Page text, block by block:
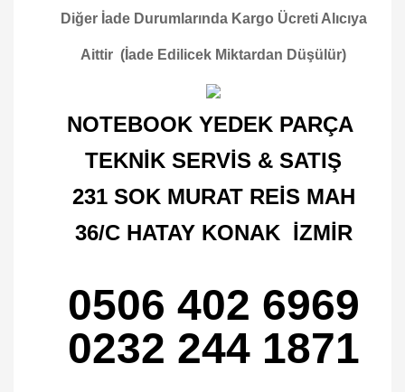
Diğer İade Durumlarında Kargo Ücreti Alıcıya
Aittir (İade Edilicek Miktardan Düşülür)
NOTEBOOK YEDEK PARÇA
TEKNİK SERVİS & SATIŞ
231 SOK MURAT REİS MAH
36/C HATAY KONAK İZMİR
0506 402 6969
0232 244 1871